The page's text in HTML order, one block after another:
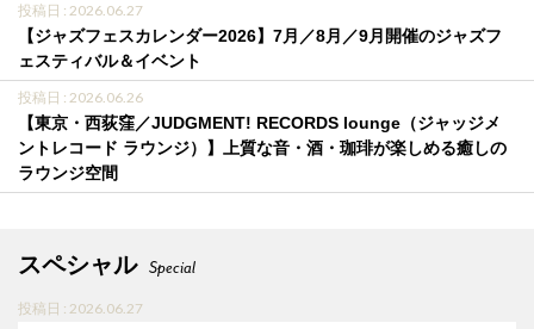
投稿日 : 2026.06.27
【ジャズフェスカレンダー2026】7月／8月／9月開催のジャズフ
ェスティバル＆イベント
投稿日 : 2026.06.26
【東京・西荻窪／JUDGMENT! RECORDS lounge（ジャッジメ
ントレコード ラウンジ）】上質な音・酒・珈琲が楽しめる癒しの
ラウンジ空間
スペシャル Special
投稿日 : 2026.06.27